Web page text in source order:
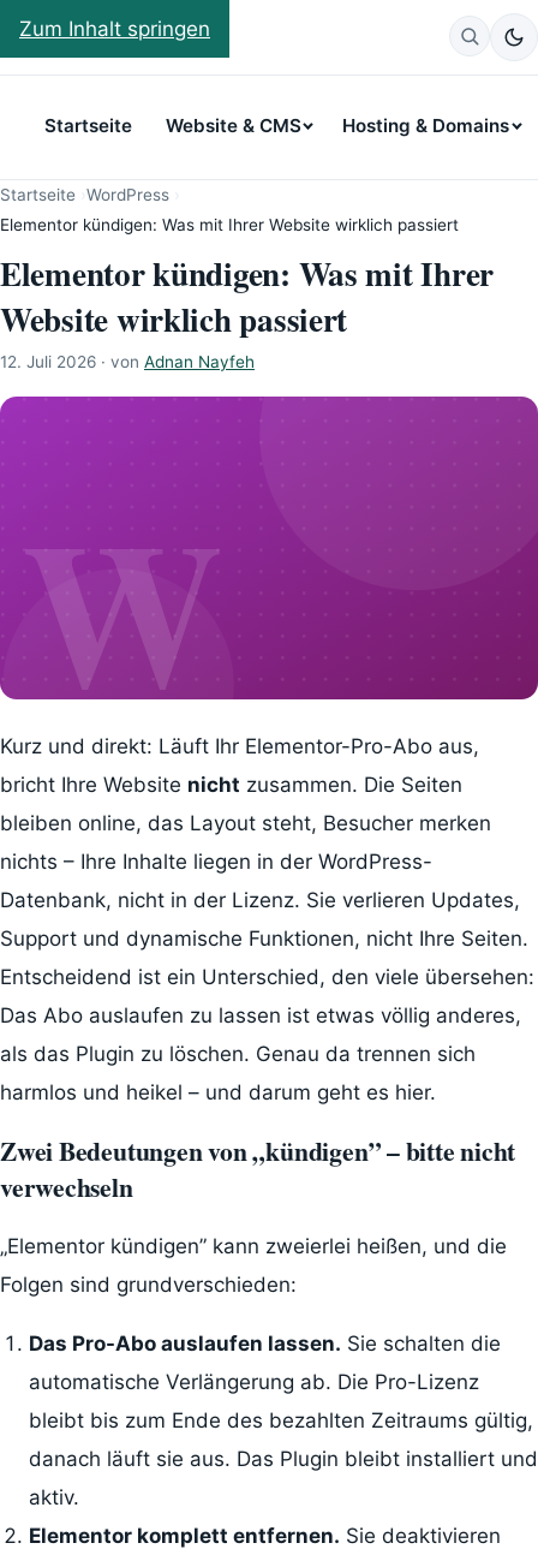
Zum Inhalt springen
Weswegen
Startseite Website & CMS Hosting & Domains
Startseite WordPress
Elementor kündigen: Was mit Ihrer Website wirklich passiert
Elementor kündigen: Was mit Ihrer
Website wirklich passiert
12. Juli 2026 · von Adnan Nayfeh
W
Kurz und direkt: Läuft Ihr Elementor-Pro-Abo aus,
bricht Ihre Website nicht zusammen. Die Seiten
bleiben online, das Layout steht, Besucher merken
nichts – Ihre Inhalte liegen in der WordPress-
Datenbank, nicht in der Lizenz. Sie verlieren Updates,
Support und dynamische Funktionen, nicht Ihre Seiten.
Entscheidend ist ein Unterschied, den viele übersehen:
Das Abo auslaufen zu lassen ist etwas völlig anderes,
als das Plugin zu löschen. Genau da trennen sich
harmlos und heikel – und darum geht es hier.
Zwei Bedeutungen von „kündigen” – bitte nicht
verwechseln
„Elementor kündigen” kann zweierlei heißen, und die
Folgen sind grundverschieden:
Das Pro-Abo auslaufen lassen. Sie schalten die
automatische Verlängerung ab. Die Pro-Lizenz
bleibt bis zum Ende des bezahlten Zeitraums gültig,
danach läuft sie aus. Das Plugin bleibt installiert und
aktiv.
Elementor komplett entfernen. Sie deaktivieren